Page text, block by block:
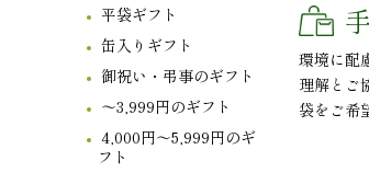
環境に配
理解とご
袋をご希
平袋ギフト
缶入りギフト
御祝い・弔事のギフト
～3,999円のギフト
4,000円～5,999円のギ
フト